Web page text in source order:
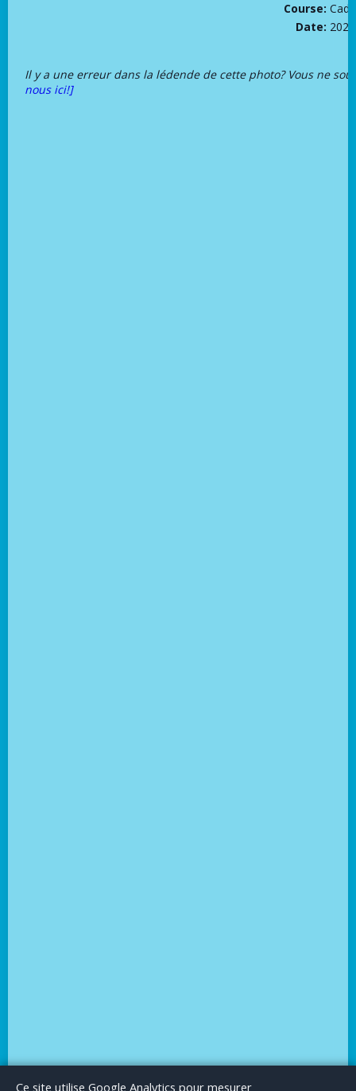
Course:
Date:
Il y a une erreur dans la lédende de cette photo? Vous ne
nous ici!]
Le BlogPublicité Articles invitésMentions Légales
Ce site utilise Google Analytics pour mesurer